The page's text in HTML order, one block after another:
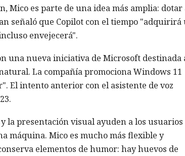
Mico es parte de una idea más amplia: dotar
señaló que Copilot con el tiempo "adquirirá
envejecerá".
una nueva iniciativa de Microsoft destinada
La compañía promociona Windows 11
El intento anterior con el asistente de voz
la presentación visual ayuden a los usuarios
máquina. Mico es mucho más flexible y
elementos de humor: hay huevos de